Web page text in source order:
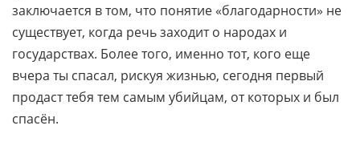
заключается в том, что понятие «благодарности» не
существует, когда речь заходит о народах и
государствах. Более того, именно тот, кого еще
вчера ты спасал, рискуя жизнью, сегодня первый
продаст тебя тем самым убийцам, от которых и был
спасён.